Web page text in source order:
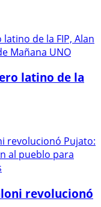
latino de la
revolucionó